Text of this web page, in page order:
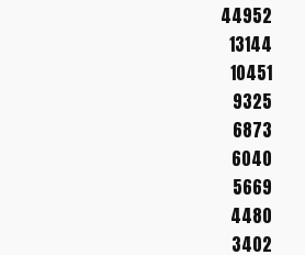
44952
13144
10451
9325
6873
6040
5669
4480
3402